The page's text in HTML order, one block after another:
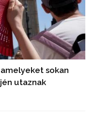
sokan
utaznak